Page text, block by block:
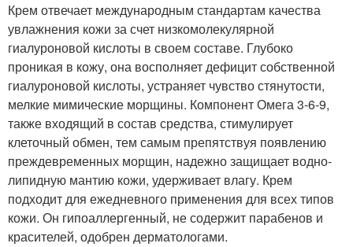
Крем отвечает международным стандартам качества
увлажнения кожи за счет низкомолекулярной
гиалуроновой кислоты в своем составе. Глубоко
проникая в кожу, она восполняет дефицит собственной
гиалуроновой кислоты, устраняет чувство стянутости,
мелкие мимические морщины. Компонент Омега 3-6-9,
также входящий в состав средства, стимулирует
клеточный обмен, тем самым препятствуя появлению
преждевременных морщин, надежно защищает водно-
липидную мантию кожи, удерживает влагу. Крем
подходит для ежедневного применения для всех типов
кожи. Он гипоаллергенный, не содержит парабенов и
красителей, одобрен дерматологами.